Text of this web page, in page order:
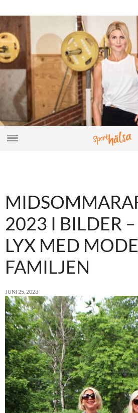
2023 I BILDER
LYX MED
FAMILJEN
JUNI 25, 2023